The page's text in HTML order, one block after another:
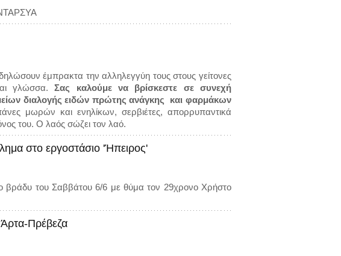
έμπρακτα την αλληλεγγύη τους στους γείτονες
γλώσσα. Σας καλούμε να βρίσκεστε σε συνεχή
διαλογής ειδών πρώτης ανάγκης και φαρμάκων
μωρών και ενηλίκων, σερβιέτες, απορρυπαντικά
του. Ο λαός σώζει τον λαό.
στο εργοστάσιο 'Ήπειρος'
βράδυ του Σαββάτου 6/6 με θύμα τον 29χρονο Χρήστο
Πρέβεζα